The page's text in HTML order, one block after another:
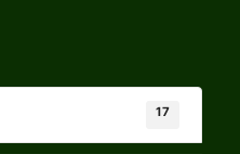
17